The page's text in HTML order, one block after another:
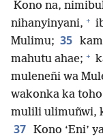
Kono na,
nihanyinyani, +
Mulimu; 35
mahutu ahae; +
muleneñi wa
wakonka ka
mulili ulimuñwi,
37 Kono ‘Eni’